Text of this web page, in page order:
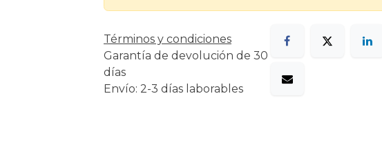
Términos y condiciones
Garantía de devolución de 30
días
Envío: 2-3 días laborables